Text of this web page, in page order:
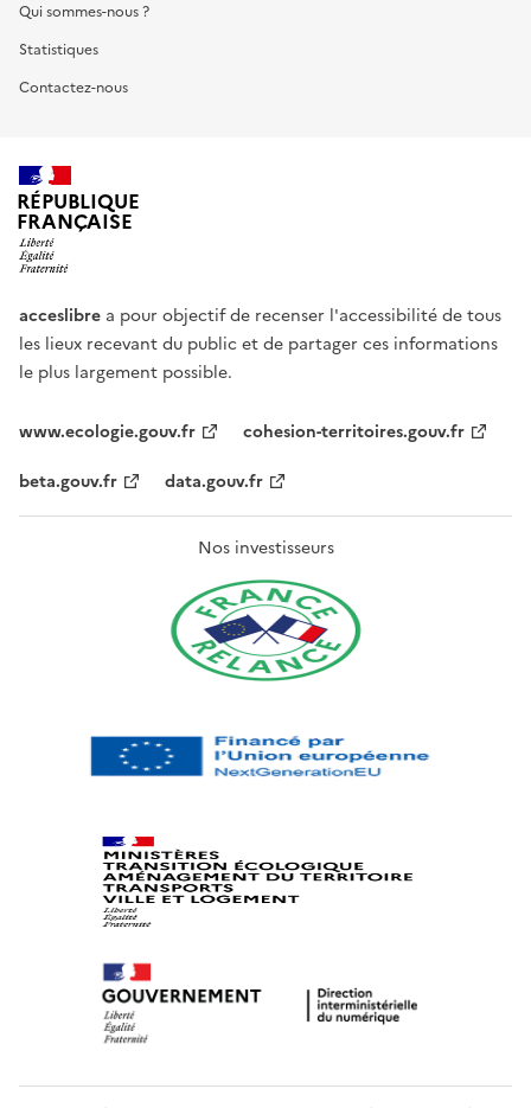
Qui sommes-nous ?
Statistiques
Contactez-nous
RÉPUBLIQUE
FRANÇAISE
acceslibre a pour objectif de recenser l'accessibilité de tous
les lieux recevant du public et de partager ces informations
le plus largement possible.
www.ecologie.gouv.fr
cohesion-territoires.gouv.fr
beta.gouv.fr
data.gouv.fr
Nos investisseurs